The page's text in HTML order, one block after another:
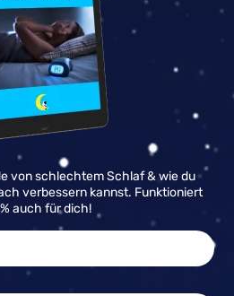
von schlechtem Schlaf & wie du
verbessern kannst. Funktioniert
auch für dich!